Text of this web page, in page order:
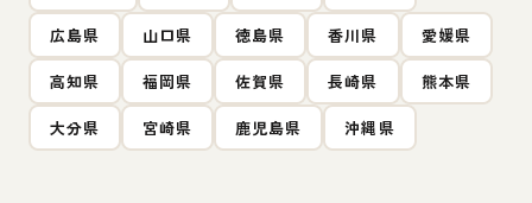
広島県 山口県 徳島県 香川県 愛媛県
高知県 福岡県 佐賀県 長崎県 熊本県
大分県 宮崎県 鹿児島県 沖縄県